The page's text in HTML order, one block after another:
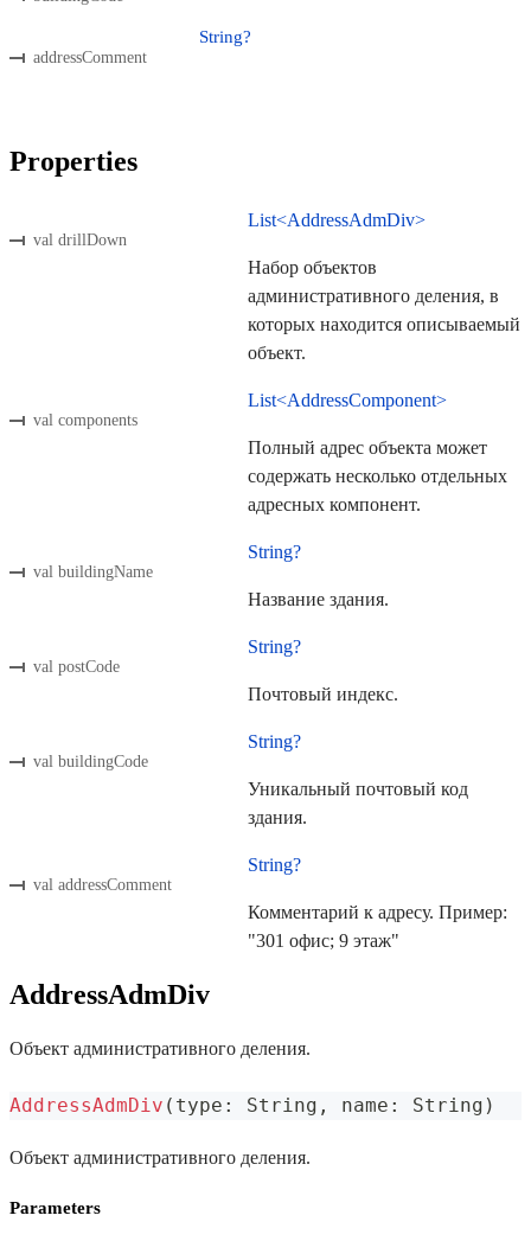
addressComment
String?
Properties
val drillDown
List<AddressAdmDiv>
Набор объектов
административного деления, в
которых находится описываемый
объект.
val components
List<AddressComponent>
Полный адрес объекта может
содержать несколько отдельных
адресных компонент.
val buildingName
String?
Название здания.
val postCode
String?
Почтовый индекс.
val buildingCode
String?
Уникальный почтовый код
здания.
val addressComment
String?
Комментарий к адресу. Пример:
"301 офис; 9 этаж"
AddressAdmDiv
Объект административного деления.
AddressAdmDiv ( type : String , name : String )
Объект административного деления.
Parameters